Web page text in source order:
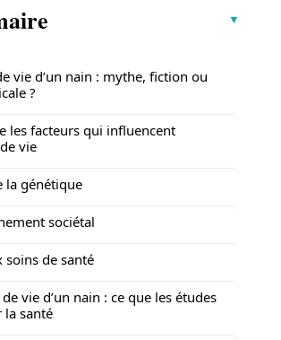
vie d’un nain : mythe, fiction ou
?
les facteurs qui influencent
vie
la génétique
sociétal
soins de santé
de vie d’un nain : ce que les études
la santé